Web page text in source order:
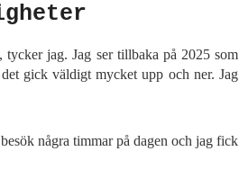
jag. Jag ser tillbaka på 2025 som
gick väldigt mycket upp och ner. Jag
några timmar på dagen och jag fick